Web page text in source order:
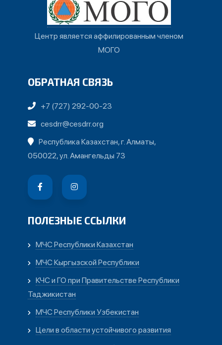
Центр является аффилированным членом
МОГО
ОБРАТНАЯ СВЯЗЬ
+7 (727) 292-00-23
cesdrr@cesdrr.org
Республика Казахстан, г. Алматы,
050022, ул. Амангельды 73
ПОЛЕЗНЫЕ ССЫЛКИ
МЧС Республики Казахстан
МЧС Кыргызской Республики
КЧС и ГО при Правительстве Республики
Таджикистан
МЧС Республики Узбекистан
Цели в области устойчивого развития